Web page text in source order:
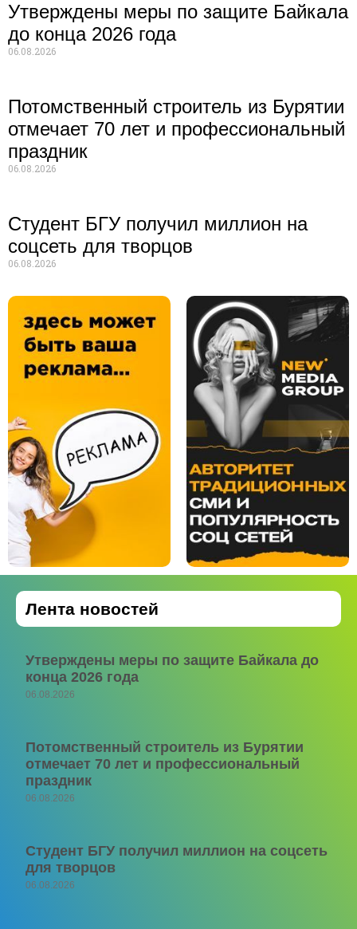
Утверждены меры по защите Байкала
до конца 2026 года
06.08.2026
Потомственный строитель из Бурятии
отмечает 70 лет и профессиональный
праздник
06.08.2026
Студент БГУ получил миллион на
соцсеть для творцов
06.08.2026
Лента новостей
Утверждены меры по защите Байкала до
конца 2026 года
06.08.2026
Потомственный строитель из Бурятии
отмечает 70 лет и профессиональный
праздник
06.08.2026
Студент БГУ получил миллион на соцсеть
для творцов
06.08.2026